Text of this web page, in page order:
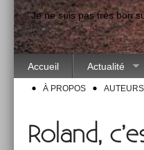
"Je ne suis pas très bon
Accueil Actualité
À PROPOS AUTEURS
Roland,